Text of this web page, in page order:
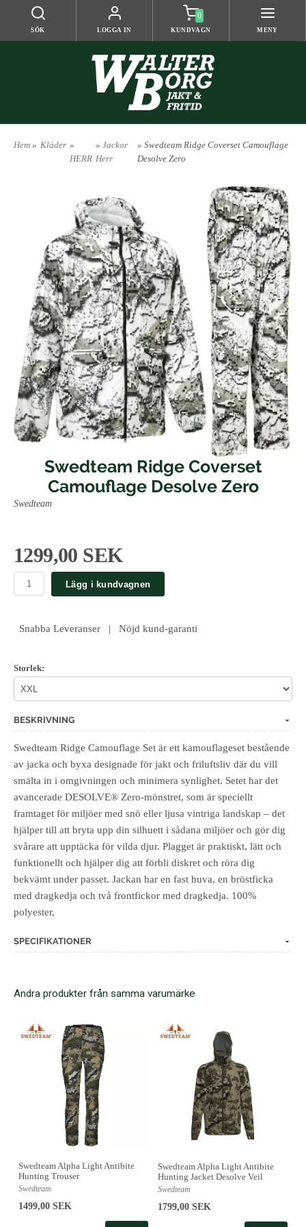
SÖK LOGGA IN
0
KUNDVAGN MENY
Hem » Kläder »
HERR
» Jackor
Herr
» Swedteam Ridge Coverset Camouflage
Desolve Zero
Swedteam Ridge Coverset
Camouflage Desolve Zero
Swedteam
1299,00 SEK
Lägg i kundvagnen
Snabba Leveranser | Nöjd kund-garanti
Storlek:
BESKRIVNING
Swedteam Ridge Camouflage Set är ett kamouflageset bestående
av jacka och byxa designade för jakt och friluftsliv där du vill
smälta in i omgivningen och minimera synlighet. Setet har det
avancerade DESOLVE® Zero-mönstret, som är speciellt
framtaget för miljöer med snö eller ljusa vintriga landskap – det
hjälper till att bryta upp din silhuett i sådana miljöer och gör dig
svårare att upptäcka för vilda djur. Plagget är praktiskt, lätt och
funktionellt och hjälper dig att förbli diskret och röra dig
bekvämt under passet. Jackan har en fast huva, en bröstficka
med dragkedja och två frontfickor med dragkedja. 100%
polyester,
SPECIFIKATIONER
Andra produkter från samma varumärke
Swedteam Alpha Light Antibite
Hunting Trouser
Swedteam
1499,00 SEK
Swedteam Alpha Light Antibite
Hunting Jacket Desolve Veil
Swedteam
1799,00 SEK